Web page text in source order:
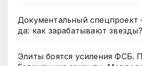
Документальный спецпроект
да: как зарабатывают
Элиты боятся усиления ФСБ.